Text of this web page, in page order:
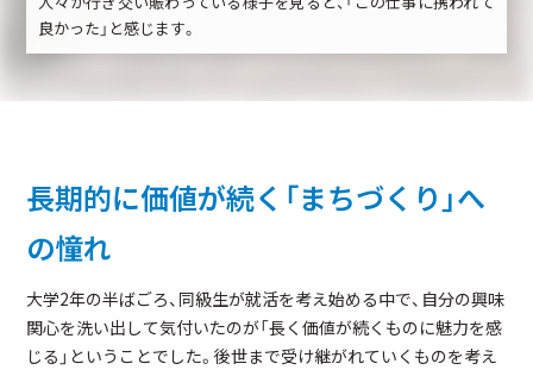
良かった」と感じます。
長期的に価値が続く「まちづくり」へ
の憧れ
大学2年の半ばごろ、同級生が就活を考え始める中で、自分の興味
関心を洗い出して気付いたのが「長く価値が続くものに魅力を感
じる」ということでした。後世まで受け継がれていくものを考え